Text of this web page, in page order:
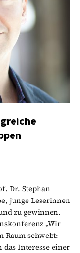
Dr. Stephan
junge Leserinnen
zu gewinnen.
„Wir
Raum schwebt:
das Interesse einer